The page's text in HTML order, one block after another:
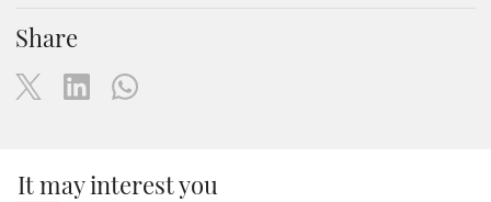
Share
It may interest you